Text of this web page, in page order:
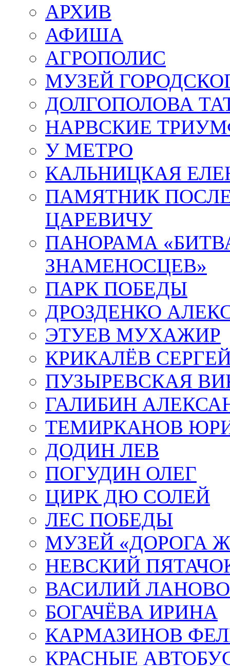
АРХИВ
АФИША
АГРОПОЛИС
МУЗЕЙ
ДОЛГОПОЛОВА
НАРВСКИЕ
У МЕТРО
КАЛЬНИЦКАЯ
ПАМЯТНИК
ЦАРЕВИЧУ
ПАНОРАМА
ЗНАМЕНОСЦЕВ»
ПАРК ПОБЕДЫ
ДРОЗДЕНКО
ЭТУЕВ МУХАЖИР
КРИКАЛЁВ
ПУЗЫРЕВСКАЯ
ГАЛИБИН
ТЕМИРКАНОВ
ДОДИН ЛЕВ
ПОГУДИН ОЛЕГ
ЦИРК ДЮ СОЛЕЙ
ЛЕС ПОБЕДЫ
МУЗЕЙ «ДОРОГА
НЕВСКИЙ
ВАСИЛИЙ
БОГАЧЁВА ИРИНА
КАРМАЗИНОВ
КРАСНЫЕ